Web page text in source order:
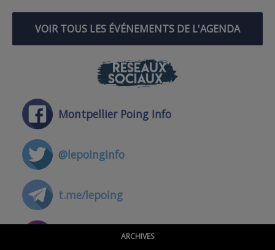
VOIR TOUS LES ÉVÉNEMENTS DE L'AGENDA
RÉSEAUX
SOCIAUX
Montpellier Poing Info
@lepoinginfo
t.me/lepoing
@montpellierpoinginfo
ARCHIVES